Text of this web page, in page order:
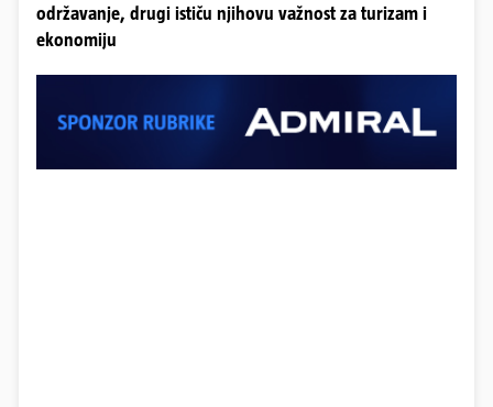
održavanje, drugi ističu njihovu važnost za turizam i
ekonomiju